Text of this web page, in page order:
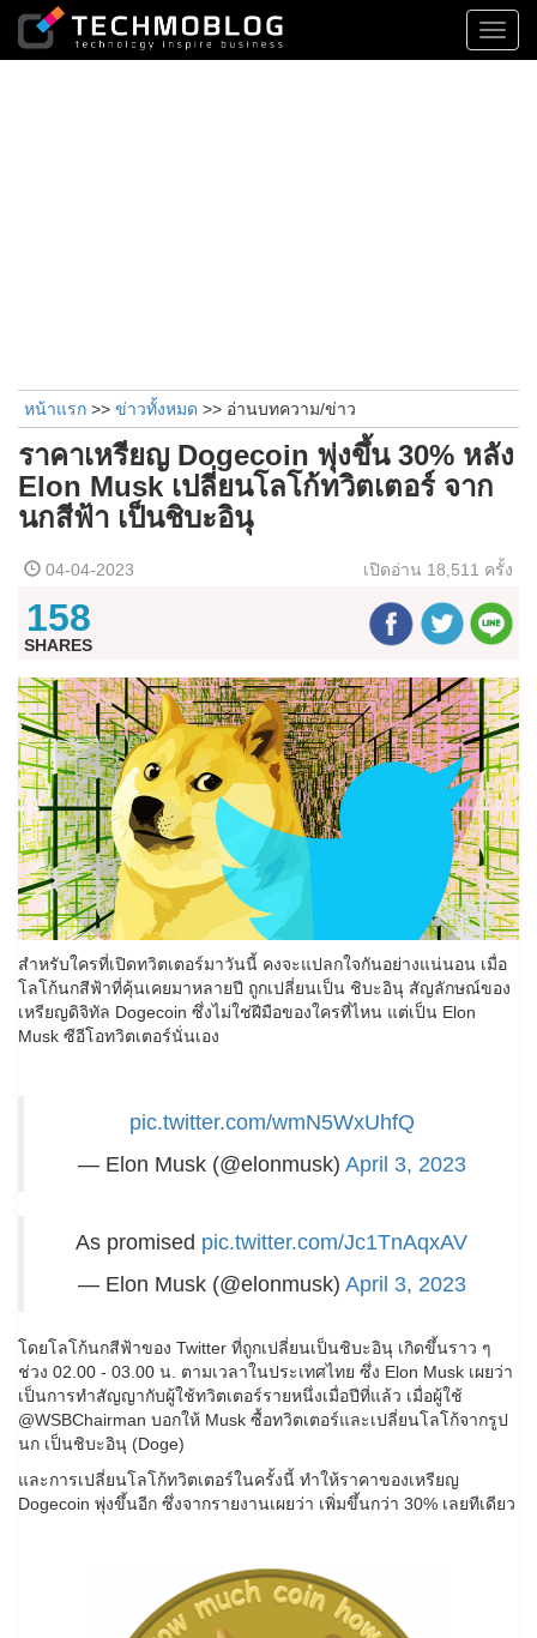
หน้าแรก >> ข่าวทั้งหมด >> อ่านบทความ/ข่าว
ราคาเหรียญ Dogecoin พุ่งขึ้น 30% หลัง
Elon Musk เปลี่ยนโลโก้ทวิตเตอร์ จาก
นกสีฟ้า เป็นชิบะอินุ
04-04-2023 เปิดอ่าน 18,511 ครั้ง
158
SHARES
สำหรับใครที่เปิดทวิตเตอร์มาวันนี้ คงจะแปลกใจกันอย่างแน่นอน เมื่อ
โลโก้นกสีฟ้าที่คุ้นเคยมาหลายปี ถูกเปลี่ยนเป็น ชิบะอินุ สัญลักษณ์ของ
เหรียญดิจิทัล Dogecoin ซึ่งไม่ใช่ฝีมือของใครที่ไหน แต่เป็น Elon
Musk ซีอีโอทวิตเตอร์นั่นเอง
pic.twitter.com/wmN5WxUhfQ
— Elon Musk (@elonmusk) April 3, 2023
As promised pic.twitter.com/Jc1TnAqxAV
— Elon Musk (@elonmusk) April 3, 2023
โดยโลโก้นกสีฟ้าของ Twitter ที่ถูกเปลี่ยนเป็นชิบะอินุ เกิดขึ้นราว ๆ
ช่วง 02.00 - 03.00 น. ตามเวลาในประเทศไทย ซึ่ง Elon Musk เผยว่า
เป็นการทำสัญญากับผู้ใช้ทวิตเตอร์รายหนึ่งเมื่อปีที่แล้ว เมื่อผู้ใช้
@WSBChairman บอกให้ Musk ซื้อทวิตเตอร์และเปลี่ยนโลโก้จากรูป
นก เป็นชิบะอินุ (Doge)
และการเปลี่ยนโลโก้ทวิตเตอร์ในครั้งนี้ ทำให้ราคาของเหรียญ
Dogecoin พุ่งขึ้นอีก ซึ่งจากรายงานเผยว่า เพิ่มขึ้นกว่า 30% เลยทีเดียว